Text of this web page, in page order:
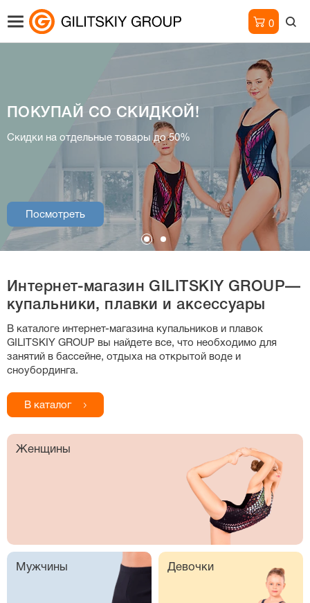
0
ПОКУПАЙ СО СКИДКОЙ!
Скидки на отдельные товары до 50%
Посмотреть
Интернет-магазин
купальники, плавки и аксессуары
Посмотреть
Интернет-магазин GILITSKIY GROUP—
купальники, плавки и аксессуары
В каталоге интернет-магазина купальников и плавок
GILITSKIY GROUP вы найдете все, что необходимо для
занятий в бассейне, отдыха на открытой воде и
сноубординга.
В каталог
Женщины
Мужчины Девочки